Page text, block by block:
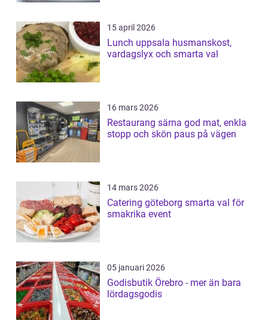
15 april 2026
Lunch uppsala husmanskost,
vardagslyx och smarta val
16 mars 2026
Restaurang särna god mat, enkla
stopp och skön paus på vägen
14 mars 2026
Catering göteborg smarta val för
smakrika event
05 januari 2026
Godisbutik Örebro - mer än bara
lördagsgodis